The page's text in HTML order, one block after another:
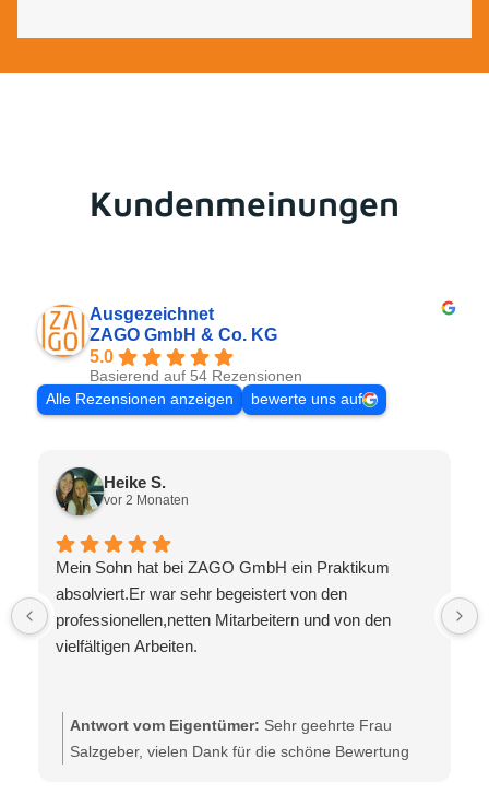
Kundenmeinungen
Ausgezeichnet
ZAGO GmbH & Co. KG
5.0
Basierend auf 54 Rezensionen
Alle Rezensionen anzeigen
bewerte uns auf
Heike S.
vor 2 Monaten
Mein Sohn hat bei ZAGO GmbH ein Praktikum
absolviert.Er war sehr begeistert von den
professionellen,netten Mitarbeitern und von den
vielfältigen Arbeiten.
Antwort vom Eigentümer: Sehr geehrte Frau
Salzgeber, vielen Dank für die schöne Bewertung